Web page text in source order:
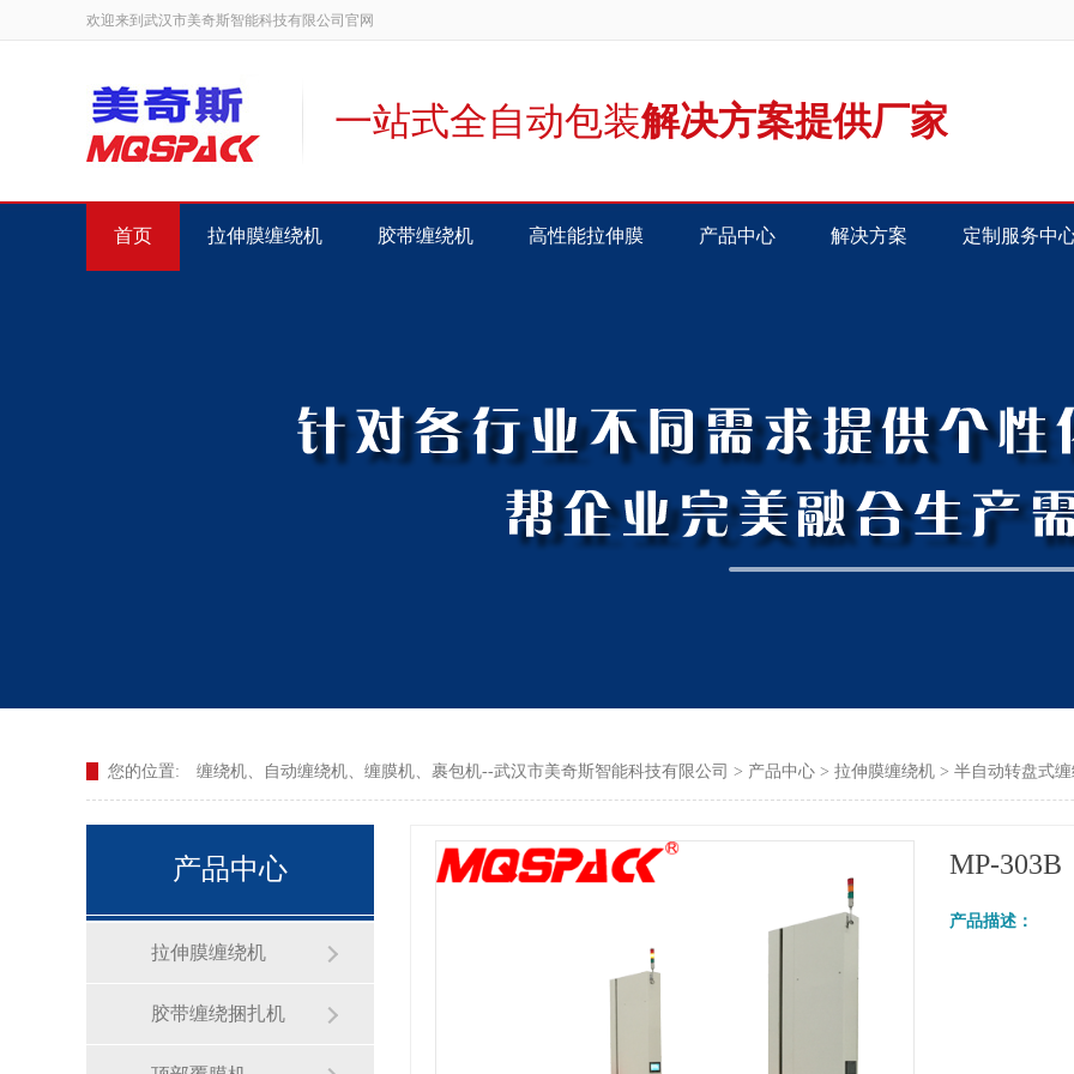
欢迎来到武汉市美奇斯智能科技有限公司官网
一站式全自动包装解决方案提供厂家
首页 拉伸膜缠绕机 胶带缠绕机 高性能拉伸膜 产品中心 解决方案 定制服务中
您的位置: 缠绕机、自动缠绕机、缠膜机、裹包机--武汉市美奇斯智能科技有限公司 > 产品中心 > 拉伸膜缠绕机 > 半自动转盘式
产品中心
拉伸膜缠绕机
胶带缠绕捆扎机
MP-303B
产品描述：